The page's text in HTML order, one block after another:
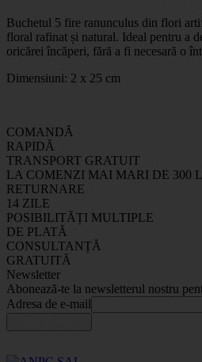
Buchetul 5 fire ranunculus din flori
floral rafinat și natural. Ideal pentru a
oricărei încăperi, fără a fi necesară o
Dimensiuni: 2 x 25 cm
COMANDĂ
RAPIDĂ
TRANSPORT GRATUIT
LA COMENZI MAI MARI DE 300
RETURNARE
14 ZILE
POSIBILITĂȚI MULTIPLE
DE PLATĂ
CONSULTANȚĂ
GRATUITĂ
Newsletter
Abonează-te la newsletterul nostru
Adresa de e-mail